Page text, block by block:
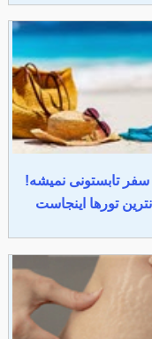
تابستونی نمیشه!
تورها اینجاست